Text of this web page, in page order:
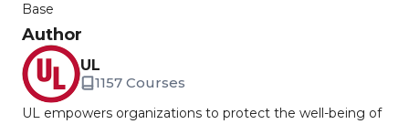
Base
Author
UL
1157 Courses
UL empowers organizations to protect the well-being of